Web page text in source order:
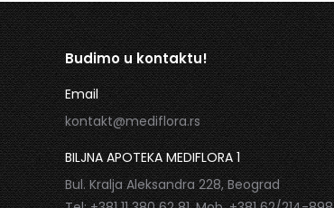
Budimo u kontaktu!
Email
kontakt@mediflora.rs
BILJNA APOTEKA MEDIFLORA 1
Bul. Kralja Aleksandra 228, Beograd